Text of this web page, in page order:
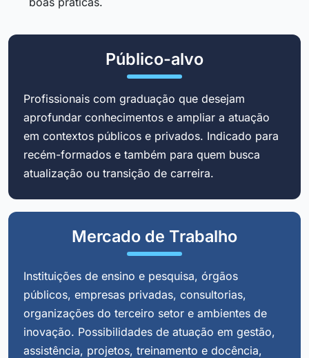
Público-alvo
Profissionais com graduação que desejam
aprofundar conhecimentos e ampliar a atuação
em contextos públicos e privados. Indicado para
recém-formados e também para quem busca
atualização ou transição de carreira.
Mercado de Trabalho
Instituições de ensino e pesquisa, órgãos
públicos, empresas privadas, consultorias,
organizações do terceiro setor e ambientes de
inovação. Possibilidades de atuação em gestão,
assistência, projetos, treinamento e docência,